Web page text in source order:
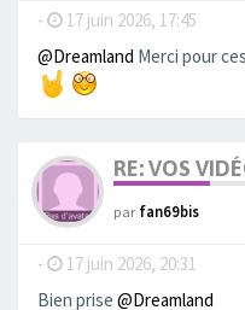
- 17 juin 2026, 17:45
@Dreamland Merci pour
RE: VOS
parfan69bis
- 17 juin 2026, 20:31
Bien prise @Dreamland